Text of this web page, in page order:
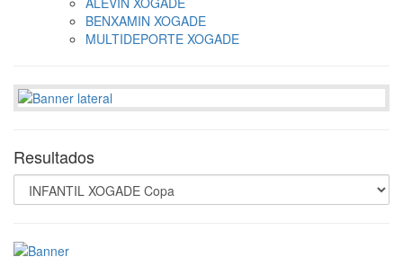
BENXAMIN XOGADE
MULTIDEPORTE XOGADE
Resultados